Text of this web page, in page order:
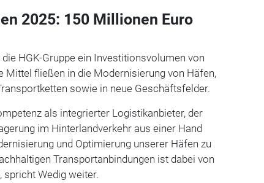
2025: 150 Millionen Euro
HGK-Gruppe ein Investitionsvolumen von
Mittel fließen in die Modernisierung von Häfen,
sowie in neue Geschäftsfelder.
als integrierter Logistikanbieter, der
im Hinterlandverkehr aus einer Hand
und Optimierung unserer Häfen zu
Transportanbindungen ist dabei von
spricht Wedig weiter.